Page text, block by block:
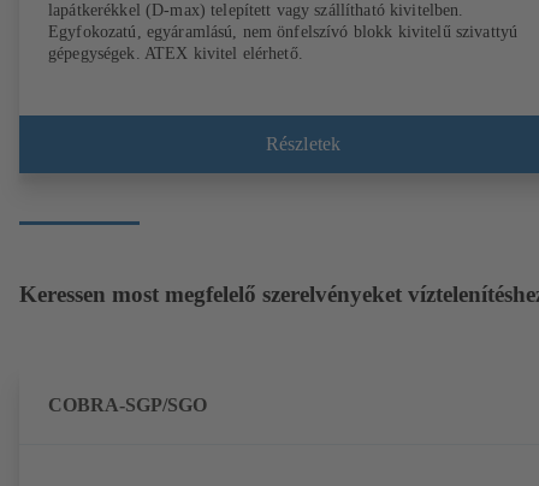
lapátkerékkel (D-max) telepített vagy szállítható kivitelben.
Egyfokozatú, egyáramlású, nem önfelszívó blokk kivitelű szivattyú
gépegységek. ATEX kivitel elérhető.
Részletek
Keressen most megfelelő szerelvényeket
COBRA-SGP/SGO